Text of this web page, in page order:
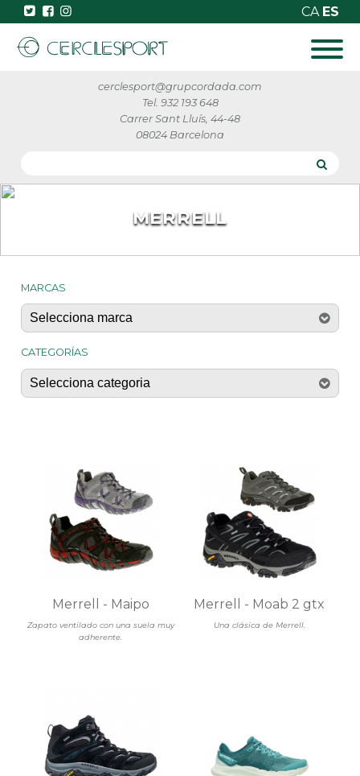
CA ES
cerclesport@grupcordada.com
Tel. 932 193 648
Carrer Sant Lluís, 44-48
08024 Barcelona
MERRELL
MARCAS
CATEGORÍAS
Zapato ventilado con una suela muy
adherente.
Merrell - Maipo
Una clásica de Merrell.
Merrell - Moab 2 gtx